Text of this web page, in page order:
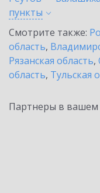
пункты
Смотрите также:
область,
Рязанская область,
область, Тульская
Партнеры в вашем